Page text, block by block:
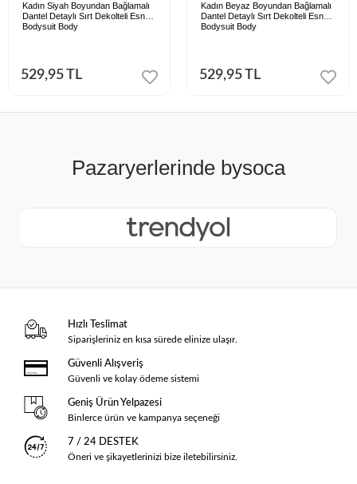
Kadın Siyah Boyundan Bağlamalı
Dantel Detaylı Sırt Dekolteli Esnek
Bodysuit Body
529,95 TL
Kadın Beyaz Boyundan Bağlamalı
Dantel Detaylı Sırt Dekolteli Esnek
Bodysuit Body
529,95 TL
Hızlı Teslimat
Siparişleriniz en kısa sürede elinize ulaşır.
Güvenli Alışveriş
Güvenli ve kolay ödeme sistemi
Geniş Ürün Yelpazesi
Binlerce ürün ve kampanya seçeneği
7 / 24 DESTEK
Öneri ve şikayetlerinizi bize iletebilirsiniz.